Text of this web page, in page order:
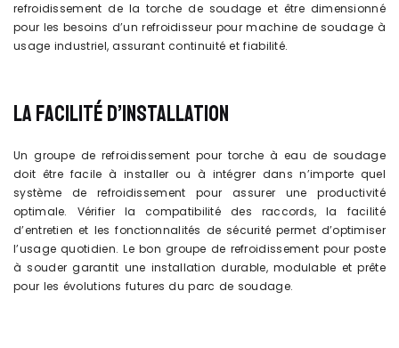
refroidissement de la torche de soudage et être dimensionné
pour les besoins d’un refroidisseur pour machine de soudage à
usage industriel, assurant continuité et fiabilité.
LA FACILITÉ D’INSTALLATION
Un groupe de refroidissement pour torche à eau de soudage
doit être facile à installer ou à intégrer dans n’importe quel
système de refroidissement pour assurer une productivité
optimale. Vérifier la compatibilité des raccords, la facilité
d’entretien et les fonctionnalités de sécurité permet d’optimiser
l’usage quotidien. Le bon groupe de refroidissement pour poste
à souder garantit une installation durable, modulable et prête
pour les évolutions futures du parc de soudage.